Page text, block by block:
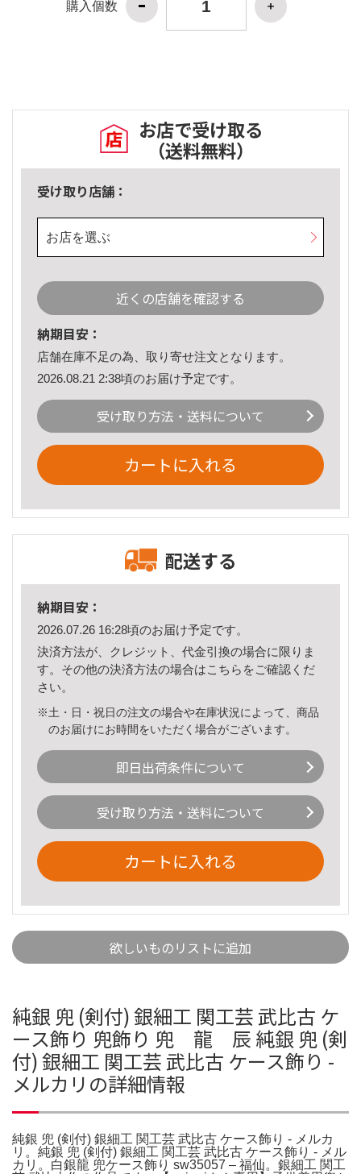
購入個数
お店で受け取る
（送料無料）
受け取り店舗：
お店を選ぶ
近くの店舗を確認する
納期目安：
店舗在庫不足の為、取り寄せ注文となります。
2026.08.21 2:38頃のお届け予定です。
受け取り方法・送料について
カートに入れる
配送する
納期目安：
2026.07.26 16:28頃のお届け予定です。
決済方法が、クレジット、代金引換の場合に限りま
す。その他の決済方法の場合はこちら をご確認くだ
さい。
※土・日・祝日の注文の場合や在庫状況によって、商品
のお届けにお時間をいただく場合がございます。
即日出荷条件について
受け取り方法・送料について
カートに入れる
欲しいものリストに追加
純銀 兜 (剣付) 銀細工 関工芸 武比古 ケ
ース飾り 兜飾り 兜 龍 辰 純銀 兜 (剣
付) 銀細工 関工芸 武比古 ケース飾り -
メルカリの詳細情報
純銀 兜 (剣付) 銀細工 関工芸 武比古 ケース飾り - メルカ
リ。純銀 兜 (剣付) 銀細工 関工芸 武比古 ケース飾り - メル
カリ。白銀龍 兜ケース飾り sw35057 – 福仙。銀細工 関工